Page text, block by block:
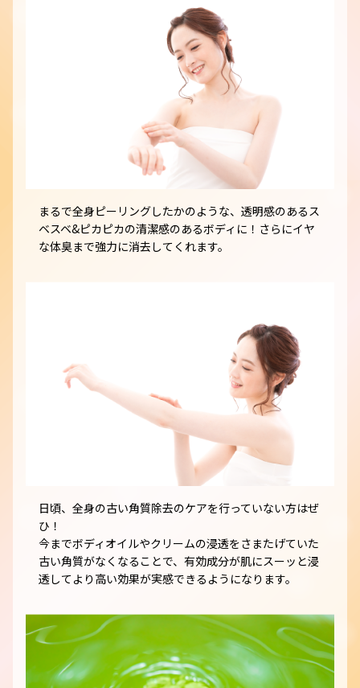
まるで全身ピーリングしたかのような、透明感のあるス
ベスベ&ピカピカの清潔感のあるボディに！さらにイヤ
な体臭まで強力に消去してくれます。
日頃、全身の古い角質除去のケアを行っていない方はぜ
ひ！
今までボディオイルやクリームの浸透をさまたげていた
古い角質がなくなることで、有効成分が肌にスーッと浸
透してより高い効果が実感できるようになります。